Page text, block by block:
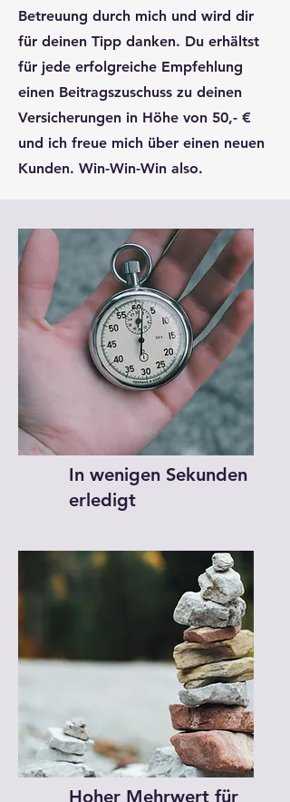
Betreuung durch mich und wird dir
für deinen Tipp danken. Du erhältst
für jede erfolgreiche Empfehlung
einen Beitragszuschuss zu deinen
Versicherungen in Höhe von 50,- €
und ich freue mich über einen neuen
Kunden. Win-Win-Win also.
In wenigen Sekunden
erledigt
Hoher Mehrwert für